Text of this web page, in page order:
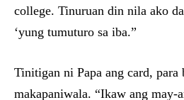
college. Tinuruan din nila ako
‘yung tumuturo sa iba.”
Tinitigan ni Papa ang card, para
makapaniwala. “Ikaw ang may-